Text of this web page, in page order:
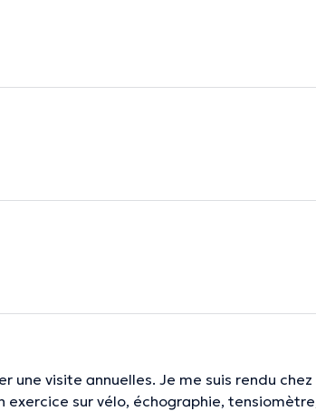
une visite annuelles. Je me suis rendu
exercice sur vélo, échographie,